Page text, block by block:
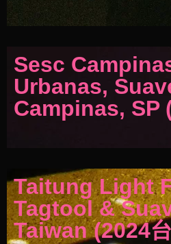
Sesc
Urbanas,
Campinas, SP
Taitung Light
Tagtool &
Taiwan (2024